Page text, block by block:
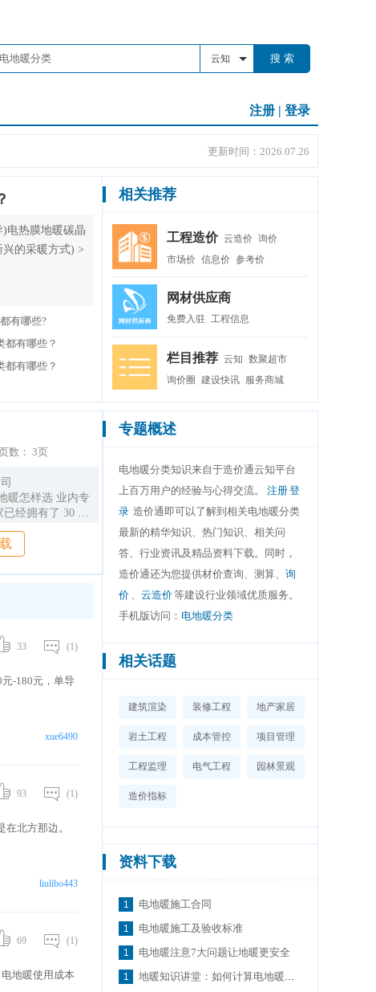
云知 搜 索
注册 | 登录
更新时间：2026.07.26
电热膜地暖碳晶
的采暖方式) >
有哪些?
都有哪些？
都有哪些？
相关推荐
工程造价 云造价 询价
市场价 信息价 参考价
网材供应商
免费入驻 工程信息
栏目推荐 云知 数聚超市
询价圈
建设快讯 服务商城
数： 3页
暖怎样选 业内专
经拥有了 30 多
可靠、方便灵
得到欧美人的喜
地区冬季清洁
记 作出推进北方
通消费者挑花
见的有直热式
烯电热膜、纳米
从 整体上讲，无
(1)
33
-180元，单导
xue6490
(1)
93
北方那边。
liulibo443
(1)
69
地暖使用成本
专题概述
电地暖分类知识来自于造价通云知平台
上百万用户的经验与心得交流。 注册登
录 造价通即可以了解到相关电地暖分类
最新的精华知识、热门知识、相关问
答、行业资讯及精品资料下载。同时，
造价通还为您提供材价查询、测算、 询
价 、 云造价等建设行业领域优质服务。
手机版访问： 电地暖分类
相关话题
建筑渲染 装修工程 地产家居
岩土工程 成本管控 项目管理
工程监理 电气工程 园林景观
造价指标
资料下载
电地暖施工合同
电地暖施工及验收标准
电地暖注意7大问题让地暖更安全
地暖知识讲堂：如何计算电地暖的安装面积